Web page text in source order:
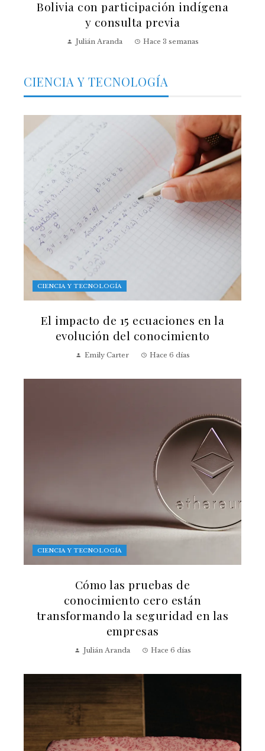
Bolivia con participación indígena
y consulta previa
Julián Aranda Hace 3 semanas
CIENCIA Y TECNOLOGÍA
CIENCIA Y TECNOLOGÍA
El impacto de 15 ecuaciones en la
evolución del conocimiento
Emily Carter Hace 6 días
CIENCIA Y TECNOLOGÍA
Cómo las pruebas de
conocimiento cero están
transformando la seguridad en las
empresas
Julián Aranda Hace 6 días